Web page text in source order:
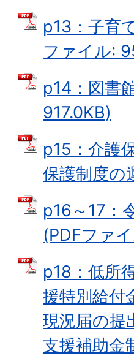
p13：子育
ファイル:
p14：図書
917.0KB)
p15：介護
保護制度の
p16～17：
(PDFファ
p18：低所
援特別給付
現況届の提
支援補助金